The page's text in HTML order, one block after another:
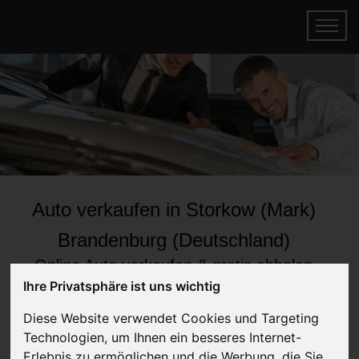
Ihre Privatsphäre ist uns wichtig
Diese Website verwendet Cookies und Targeting
Technologien, um Ihnen ein besseres Internet-
Auto verkaufen in Storkow (Mark)
Brandenburg (Deutschland)
Online Auto verkaufen & gratis abholen
lassen